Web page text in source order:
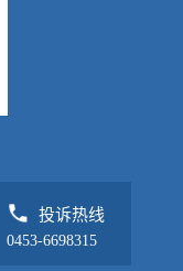
投诉热线
0453-6698315